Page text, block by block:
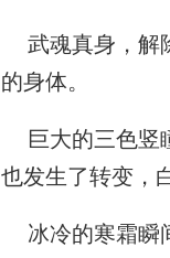
武魂真身，解
的身体。
巨大的三色竖
也发生了转变，
冰冷的寒霜瞬